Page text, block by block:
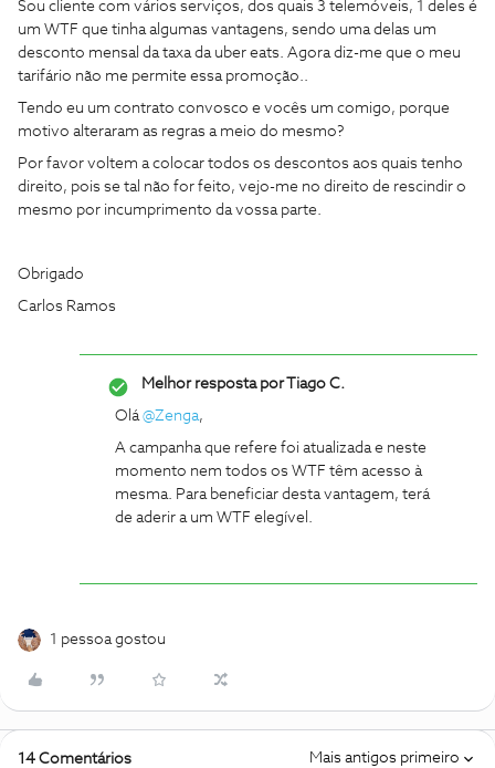
Sou cliente com vários serviços, dos quais 3 telemóveis, 1 deles é
um WTF que tinha algumas vantagens, sendo uma delas um
desconto mensal da taxa da uber eats. Agora diz-me que o meu
tarifário não me permite essa promoção..
Tendo eu um contrato convosco e vocês um comigo, porque
motivo alteraram as regras a meio do mesmo?
Por favor voltem a colocar todos os descontos aos quais tenho
direito, pois se tal não for feito, vejo-me no direito de rescindir o
mesmo por incumprimento da vossa parte.
Obrigado
Carlos Ramos
Melhor resposta porTiago C.
Olá@Zenga,
A campanha que refere foi atualizada e neste
momento nem todos os WTF têm acesso à
mesma. Para beneficiar desta vantagem, terá
de aderir a um WTF elegível.
1 pessoa gostou
14 Comentários Mais antigos primeiro